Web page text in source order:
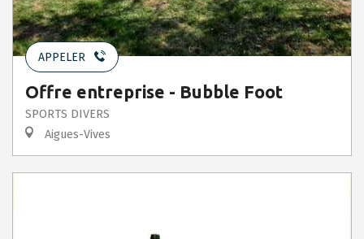
APPELER
Offre entreprise - Bubble Foot
SPORTS DIVERS
Aigues-Vives